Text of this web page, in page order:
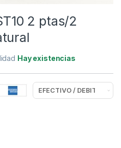
2 ptas/2
Hay existencias